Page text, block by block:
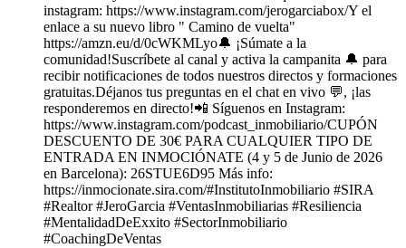
instagram: https://www.instagram.com/jerogarciabox/Y el
enlace a su nuevo libro " Camino de vuelta"
https://amzn.eu/d/0cWKMLyo🔔 ¡Súmate a la
comunidad!Suscríbete al canal y activa la campanita 🔔 para
recibir notificaciones de todos nuestros directos y formaciones
gratuitas.Déjanos tus preguntas en el chat en vivo 💬, ¡las
responderemos en directo!📲 Síguenos en Instagram:
https://www.instagram.com/podcast_inmobiliario/CUPÓN
DESCUENTO DE 30€ PARA CUALQUIER TIPO DE
ENTRADA EN INMOCIÓNATE (4 y 5 de Junio de 2026
en Barcelona): 26STUE6D95 Más info:
https://inmocionate.sira.com/#InstitutoInmobiliario #SIRA
#Realtor #JeroGarcia #VentasInmobiliarias #Resiliencia
#MentalidadDeExxito #SectorInmobiliario
#CoachingDeVentas